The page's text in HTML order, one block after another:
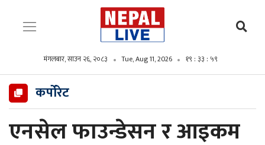
मंगलबार, साउन २६, २०८३ Tue, Aug 11, 2026 १९ : ३४ : ०१
कर्पोरेट
एनसेल फाउन्डेसन र आइकम